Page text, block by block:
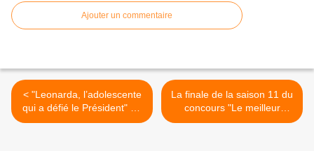
Ajouter un commentaire
< "Leonarda, l’adolescente
qui a défié le Président" au
sommaire du magazine
La finale de la saison 11 du
concours "Le meilleur
pâtissier" diffusée ce soir